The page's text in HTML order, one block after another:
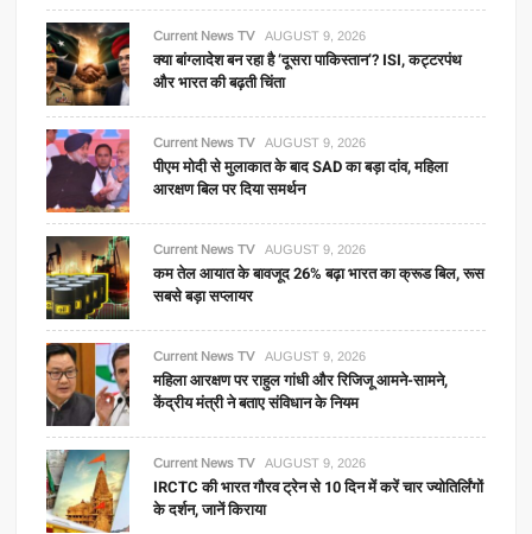
Current News TV AUGUST 9, 2026
क्या बांग्लादेश बन रहा है ‘दूसरा पाकिस्तान’? ISI, कट्टरपंथ
और भारत की बढ़ती चिंता
Current News TV AUGUST 9, 2026
पीएम मोदी से मुलाकात के बाद SAD का बड़ा दांव, महिला
आरक्षण बिल पर दिया समर्थन
Current News TV AUGUST 9, 2026
कम तेल आयात के बावजूद 26% बढ़ा भारत का क्रूड बिल, रूस
सबसे बड़ा सप्लायर
Current News TV AUGUST 9, 2026
महिला आरक्षण पर राहुल गांधी और रिजिजू आमने-सामने,
केंद्रीय मंत्री ने बताए संविधान के नियम
Current News TV AUGUST 9, 2026
IRCTC की भारत गौरव ट्रेन से 10 दिन में करें चार ज्योतिर्लिंगों
के दर्शन, जानें किराया